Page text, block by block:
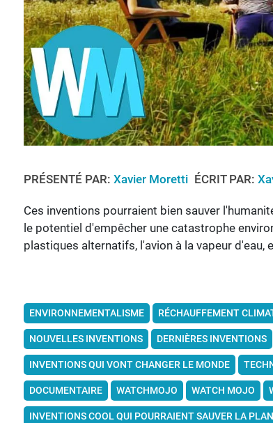
PRÉSENTÉ PAR: Xavier Moretti ÉCRIT PAR:
Ces inventions pourraient bien sauver
le potentiel d'empêcher une catastrophe
plastiques alternatifs, l'avion à la vapeur d'eau,
ENVIRONNEMENTALISME RÉCHAUFFEMENT
NOUVELLES INVENTIONS DERNIÈRES INVENTIONS
INVENTIONS QUI VONT CHANGER LE MONDE
DOCUMENTAIRE WATCHMOJO WATCH MOJO
INVENTIONS COOL QUI POURRAIENT SAUVER LA